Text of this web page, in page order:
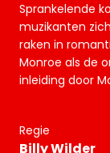
Sprankelende
muzikanten
raken in
Monroe als de
inleiding door
Regie
Billy Wilder